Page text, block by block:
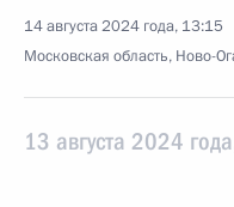
14 августа 2024 года, 13:15
Московская область, Ново-
13 августа 2024